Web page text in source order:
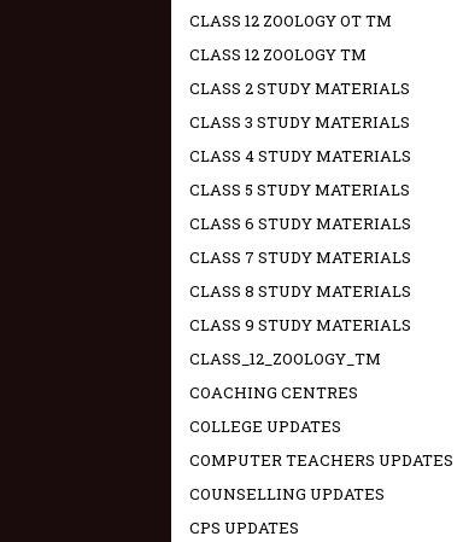
CLASS 12 ZOOLOGY OT TM
CLASS 12 ZOOLOGY TM
CLASS 2 STUDY MATERIALS
CLASS 3 STUDY MATERIALS
CLASS 4 STUDY MATERIALS
CLASS 5 STUDY MATERIALS
CLASS 6 STUDY MATERIALS
CLASS 7 STUDY MATERIALS
CLASS 8 STUDY MATERIALS
CLASS 9 STUDY MATERIALS
CLASS_12_ZOOLOGY_TM
COACHING CENTRES
COLLEGE UPDATES
COMPUTER TEACHERS UPDATES
COUNSELLING UPDATES
CPS UPDATES